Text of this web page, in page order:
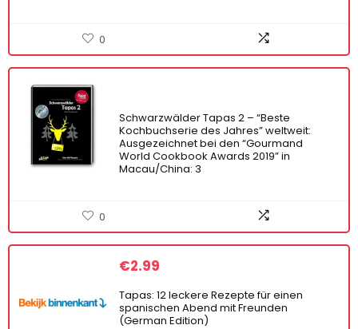
0
Schwarzwälder Tapas 2 – “Beste
Kochbuchserie des Jahres” weltweit:
Ausgezeichnet bei den “Gourmand
World Cookbook Awards 2019” in
Macau/China: 3
0
€2.99
Tapas: 12 leckere Rezepte für einen
spanischen Abend mit Freunden
(German Edition)